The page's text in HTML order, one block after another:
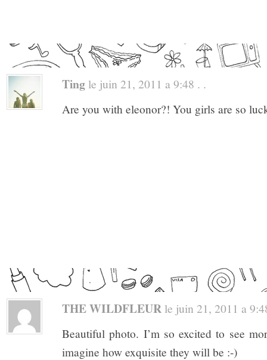
Ting le juin 21, 2011 a 9:48 . .
Are you with eleonor?! You girls are so
THE WILDFLEUR le juin 21, 2011 a
Beautiful photo. I’m so excited to see
imagine how exquisite they will be :-)